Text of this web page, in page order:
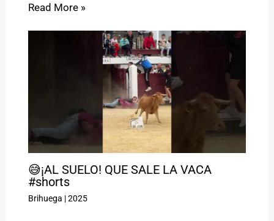
Read More »
😅¡AL SUELO! QUE SALE LA VACA
#shorts
Brihuega |2025